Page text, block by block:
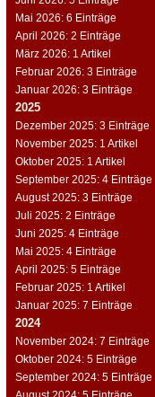
Mai 2026: 6 Einträge
April 2026: 2 Einträge
März 2026: 1 Artikel
Februar 2026: 3 Einträge
Januar 2026: 3 Einträge
2025
Dezember 2025: 3 Einträge
November 2025: 1 Artikel
Oktober 2025: 1 Artikel
September 2025: 4 Einträge
August 2025: 3 Einträge
Juli 2025: 2 Einträge
Juni 2025: 4 Einträge
Mai 2025: 4 Einträge
April 2025: 5 Einträge
Februar 2025: 1 Artikel
Januar 2025: 7 Einträge
2024
November 2024: 7 Einträge
Oktober 2024: 5 Einträge
September 2024: 5 Einträge